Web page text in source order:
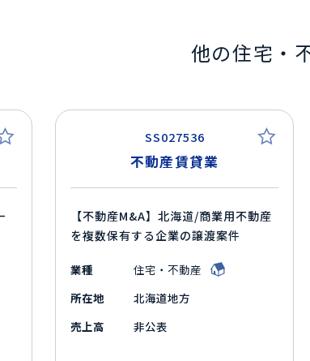
他の住宅・
SS027536
不動産賃貸業
【不動産M&A】北海道/商業用不動産
を複数保有する企業の譲渡案件
業種
住宅・不動産
所在地
北海道地方
売上高
非公表